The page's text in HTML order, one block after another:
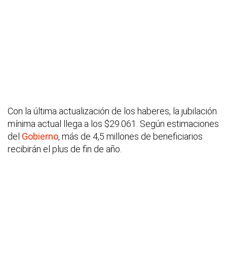
Con la última actualización de los haberes, la jubilación
mínima actual llega a los $29.061. Según estimaciones
del Gobierno, más de 4,5 millones de beneficiarios
recibirán el plus de fin de año.